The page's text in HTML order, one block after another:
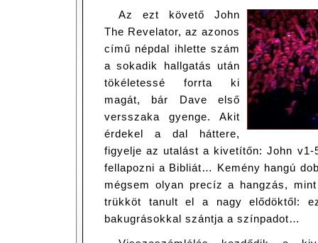
Az ezt követő John
The Revelator, az azonos
című népdal ihlette szám
a sokadik hallgatás után
tökéletessé forrta ki
magát, bár Dave első
versszaka gyenge. Akit
érdekel a dal háttere,
figyelje az utalást a kivetítőn: John
fellapozni a Bibliát… Kemény hangú
mégsem olyan precíz a hangzás,
trükköt tanult el a nagy elődöktől:
bakugrásokkal szántja a színpadot…